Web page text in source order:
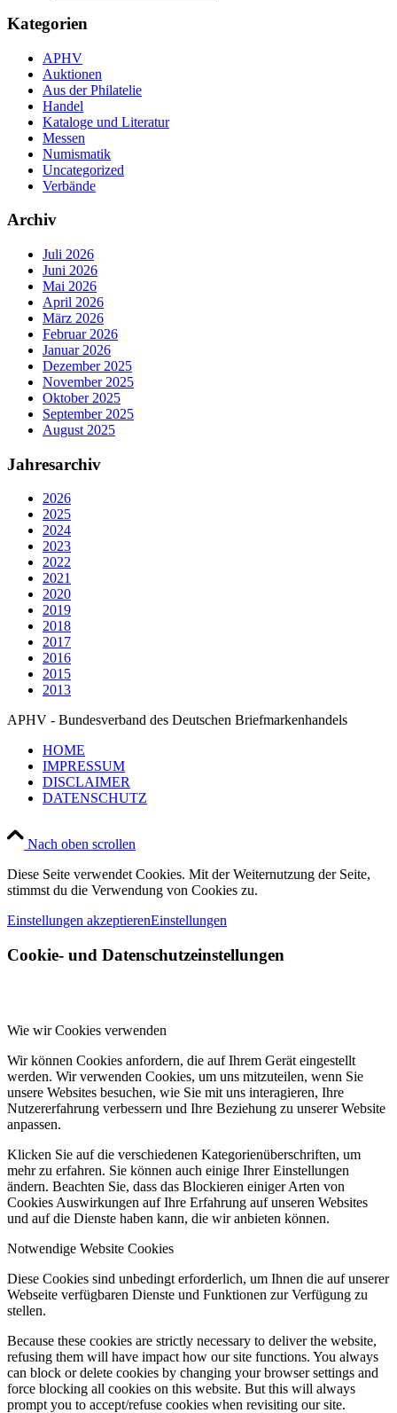
Kategorien
APHV
Auktionen
Aus der Philatelie
Handel
Kataloge und Literatur
Messen
Numismatik
Uncategorized
Verbände
Archiv
Juli 2026
Juni 2026
Mai 2026
April 2026
März 2026
Februar 2026
Januar 2026
Dezember 2025
November 2025
Oktober 2025
September 2025
August 2025
Jahresarchiv
2026
2025
2024
2023
2022
2021
2020
2019
2018
2017
2016
2015
2013
APHV - Bundesverband des Deutschen Briefmarkenhandels
HOME
IMPRESSUM
DISCLAIMER
DATENSCHUTZ
Nach oben scrollen
Diese Seite verwendet Cookies. Mit der Weiternutzung der Seite,
stimmst du die Verwendung von Cookies zu.
Einstellungen akzeptierenEinstellungen
Cookie- und Datenschutzeinstellungen
Wie wir Cookies verwenden
Wir können Cookies anfordern, die auf Ihrem Gerät eingestellt
werden. Wir verwenden Cookies, um uns mitzuteilen, wenn Sie
unsere Websites besuchen, wie Sie mit uns interagieren, Ihre
Nutzererfahrung verbessern und Ihre Beziehung zu unserer Website
anpassen.
Klicken Sie auf die verschiedenen Kategorienüberschriften, um
mehr zu erfahren. Sie können auch einige Ihrer Einstellungen
ändern. Beachten Sie, dass das Blockieren einiger Arten von
Cookies Auswirkungen auf Ihre Erfahrung auf unseren Websites
und auf die Dienste haben kann, die wir anbieten können.
Notwendige Website Cookies
Diese Cookies sind unbedingt erforderlich, um Ihnen die auf unserer
Webseite verfügbaren Dienste und Funktionen zur Verfügung zu
stellen.
Because these cookies are strictly necessary to deliver the website,
refusing them will have impact how our site functions. You always
can block or delete cookies by changing your browser settings and
force blocking all cookies on this website. But this will always
prompt you to accept/refuse cookies when revisiting our site.